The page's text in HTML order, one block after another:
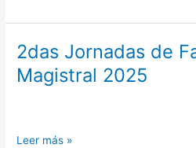
2das Jornadas de
Magistral 2025
2das
Jornadas
de
2025
Leer más »